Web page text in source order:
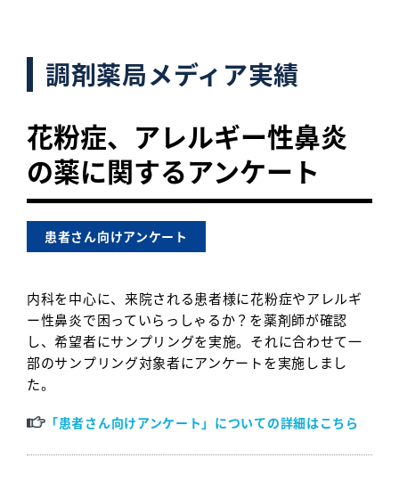
調剤薬局メディア実績
花粉症、アレルギー性鼻炎
の薬に関するアンケート
患者さん向けアンケート
内科を中心に、来院される患者様に花粉症やアレルギ
ー性鼻炎で困っていらっしゃるか？を薬剤師が確認
し、希望者にサンプリングを実施。それに合わせて一
部のサンプリング対象者にアンケートを実施しまし
た。
「患者さん向けアンケート」についての詳細はこちら